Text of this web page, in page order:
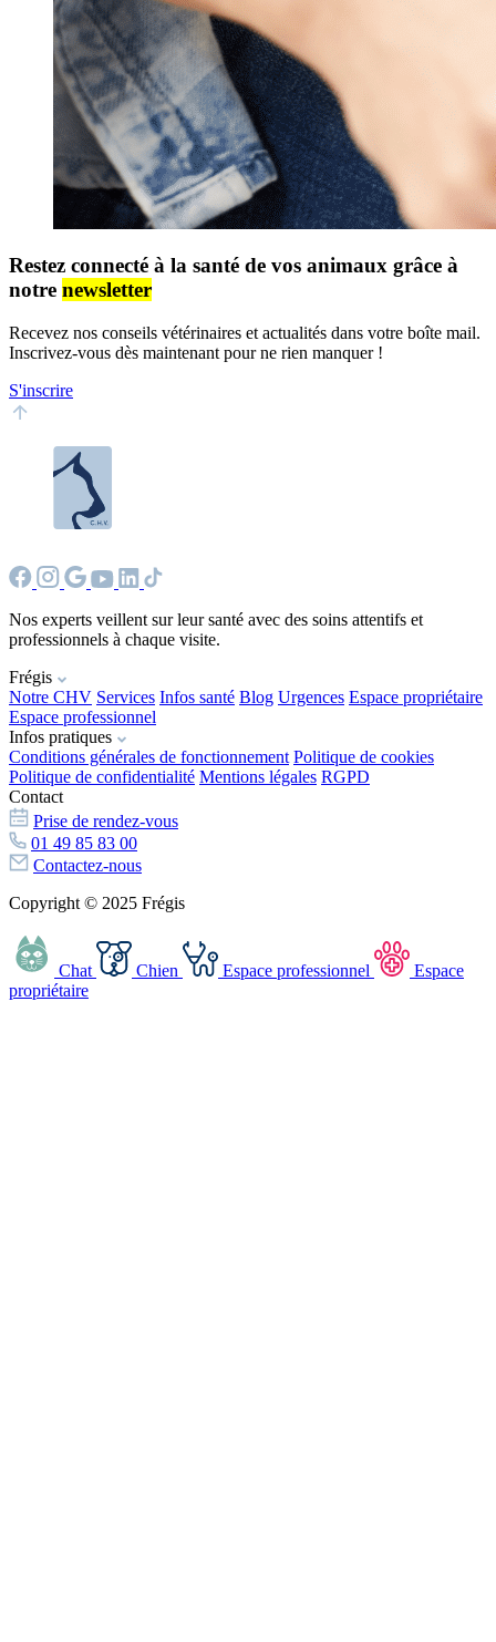
Restez connecté à la santé de vos animaux grâce à
notre newsletter
Recevez nos conseils vétérinaires et actualités dans votre boîte mail.
Inscrivez-vous dès maintenant pour ne rien manquer !
S'inscrire
Nos experts veillent sur leur santé avec des soins attentifs et
professionnels à chaque visite.
Frégis
Notre CHV Services Infos santé Blog Urgences Espace propriétaire
Espace professionnel
Infos pratiques
Conditions générales de fonctionnement Politique de cookies
Politique de confidentialité Mentions légales RGPD
Contact
Prise de rendez-vous
01 49 85 83 00
Contactez-nous
Copyright © 2025 Frégis
Chat Chien Espace professionnel
Espace
propriétaire